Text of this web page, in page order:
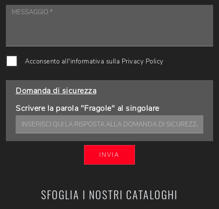
SFOGLIA I NOSTRI CATALOGHI
Acconsento all'informativa sulla Privacy Policy
Domanda di sicurezza
Scrivere la parola "Fragole" al singolare
INVIA